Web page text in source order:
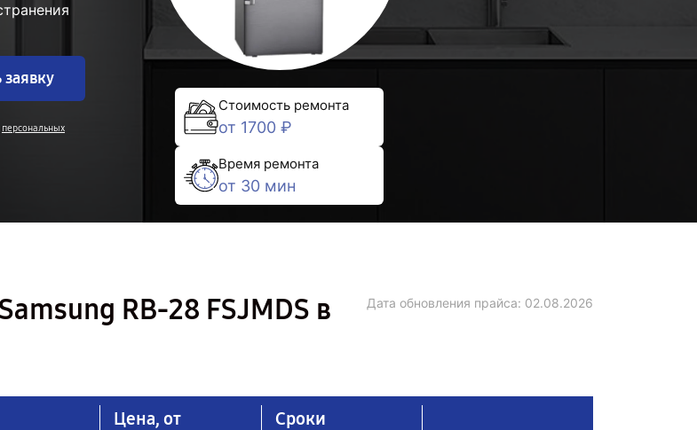
заявку
персональных
Стоимость ремонта
от 1700 ₽
Время ремонта
от 30 мин
RB-28 FSJMDS в
Дата обновления прайса: 02.08.2026
Цена, от Сроки